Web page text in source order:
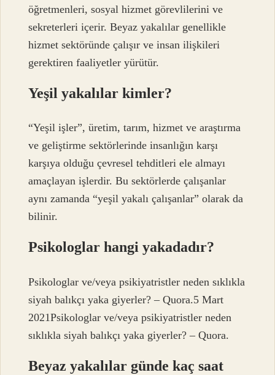
öğretmenleri, sosyal hizmet görevlilerini ve
sekreterleri içerir. Beyaz yakalılar genellikle
hizmet sektöründe çalışır ve insan ilişkileri
gerektiren faaliyetler yürütür.
Yeşil yakalılar kimler?
“Yeşil işler”, üretim, tarım, hizmet ve araştırma
ve geliştirme sektörlerinde insanlığın karşı
karşıya olduğu çevresel tehditleri ele almayı
amaçlayan işlerdir. Bu sektörlerde çalışanlar
aynı zamanda “yeşil yakalı çalışanlar” olarak da
bilinir.
Psikologlar hangi yakadadır?
Psikologlar ve/veya psikiyatristler neden sıklıkla
siyah balıkçı yaka giyerler? – Quora.5 Mart
2021Psikologlar ve/veya psikiyatristler neden
sıklıkla siyah balıkçı yaka giyerler? – Quora.
Beyaz yakalılar günde kaç saat